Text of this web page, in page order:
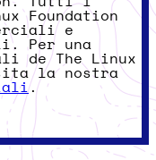
Foundation
e
Per una
de The Linux
la nostra
.